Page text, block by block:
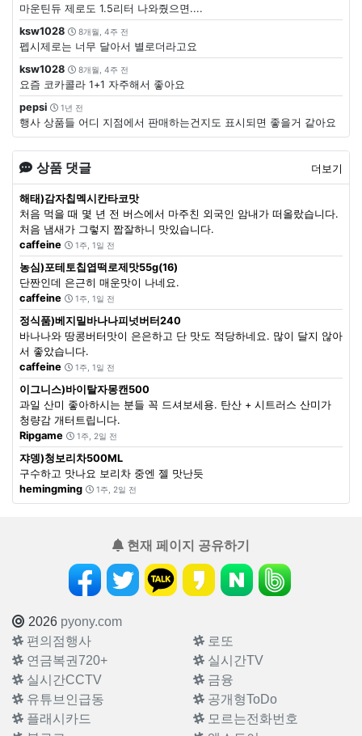
마운틴듀 제로도 1.5리터 나와줬으면....
ksw1028
8개월, 4주 전
펩시제로는 너무 달아서 별로더라고요
ksw1028
8개월, 4주 전
요즘 코카콜라 1+1 자주해서 좋아요
pepsi
1년 전
행사 상품들 어디 지점에서 판매하는건지도 표시되면 좋을거 같아요
상품 댓글 더보기
해태)감자칩멕시칸타코맛
처음 먹을 때 몇 년 전 버스에서 마주친 외국인 암내가 떠올랐습니다.
처음 냄새가 그렇지 짭잘하니 맛있습니다.
caffeine
1주, 1일 전
농심)포테토칩엽떡로제맛55g(16)
단짠인데 은근히 매운맛이 나네요.
caffeine
1주, 1일 전
정식품)베지밀바나나피넛버터240
바나나와 땅콩버터맛이 은은하고 단 맛도 적당하네요. 많이 달지 않아
서 좋았습니다.
caffeine
1주, 1일 전
이그니스)바이탈자몽캔500
과일 산미 좋아하시는 분들 꼭 드셔보세용. 탄산 + 시트러스 산미가
청량감 개터트립니다.
Ripgame
1주, 2일 전
쟈뎅)청보리차500ML
구수하고 맛나요 보리차 중엔 젤 맛난듯
hemingming
1주, 2일 전
현재 페이지 공유하기
2026 pyony.com
편의점행사
로또
연금복권720+
실시간TV
실시간CCTV
금융
유튜브인급동
공개형ToDo
플래시카드
모르는전화번호